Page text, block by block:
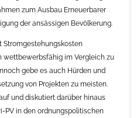
zum Ausbau Erneuerbarer
der ansässigen Bevölkerung.
Stromgestehungskosten
wettbewerbsfähig im Vergleich zu
gebe es auch Hürden und
von Projekten zu meisten.
und diskutiert darüber hinaus
PV in den ordnungspolitischen